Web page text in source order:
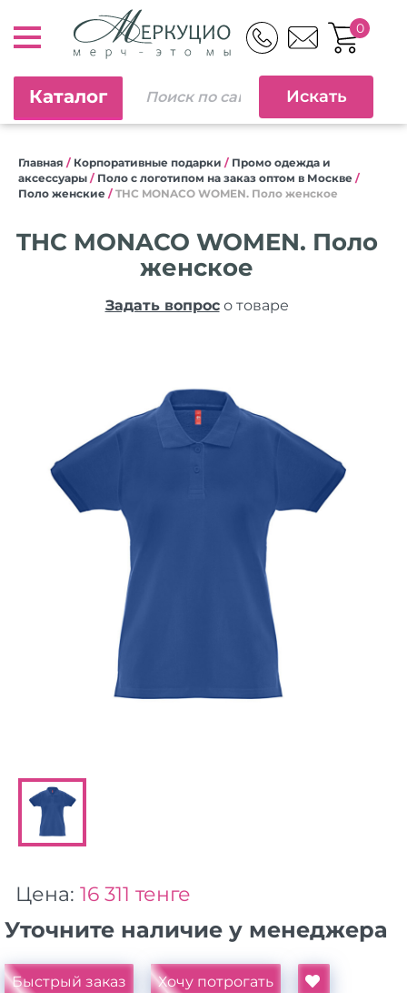
0
Каталог
Главная / Корпоративные подарки / Промо одежда и
аксессуары / Поло с логотипом на заказ оптом в Москве /
Поло женские / THC MONACO WOMEN. Поло женское
THC MONACO WOMEN. Поло
женское
Задать вопросо товаре
Цена: 16 311 тенге
Уточните наличие у менеджера
Быстрый заказ Хочу потрогать